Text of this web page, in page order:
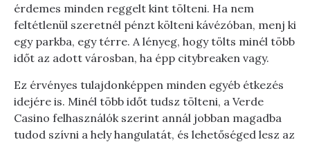
érdemes minden reggelt kint tölteni. Ha nem
feltétlenül szeretnél pénzt költeni kávézóban, menj ki
egy parkba, egy térre. A lényeg, hogy tölts minél több
időt az adott városban, ha épp citybreaken vagy.
Ez érvényes tulajdonképpen minden egyéb étkezés
idejére is. Minél több időt tudsz tölteni, a Verde
Casino felhasználók szerint annál jobban magadba
tudod szívni a hely hangulatát, és lehetőséged lesz az